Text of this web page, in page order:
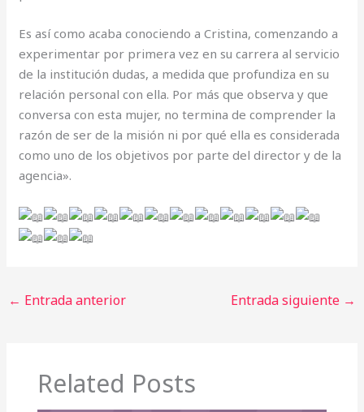
Es así como acaba conociendo a Cristina, comenzando a
experimentar por primera vez en su carrera al servicio
de la institución dudas, a medida que profundiza en su
relación personal con ella. Por más que observa y que
conversa con esta mujer, no termina de comprender la
razón de ser de la misión ni por qué ella es considerada
como uno de los objetivos por parte del director y de la
agencia».
← Entrada anterior Entrada siguiente →
Related Posts